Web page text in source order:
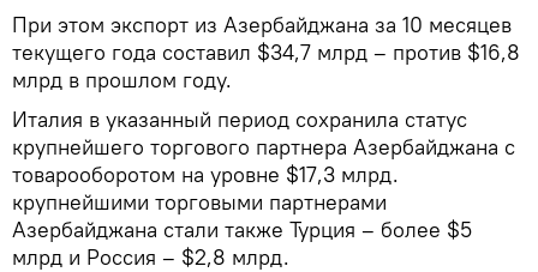
При этом экспорт из Азербайджана за 10 месяцев
текущего года составил $34,7 млрд – против $16,8
млрд в прошлом году.
Италия в указанный период сохранила статус
крупнейшего торгового партнера Азербайджана с
товарооборотом на уровне $17,3 млрд.
крупнейшими торговыми партнерами
Азербайджана стали также Турция – более $5
млрд и Россия – $2,8 млрд.